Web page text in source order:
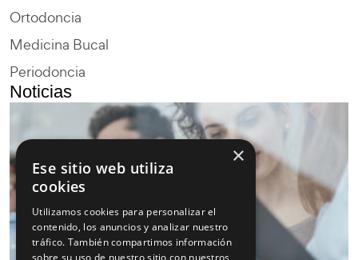
Ortodoncia
Medicina Bucal
Periodoncia
Noticias
×
Ese sitio web utiliza
cookies
Utilizamos cookies para personalizar el
contenido, los anuncios y analizar nuestro
tráfico. También compartimos información
sobre su uso de nuestro sitio con nuestros